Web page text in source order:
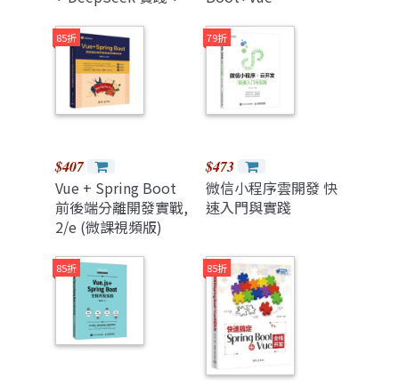
Node+Vue
85折
$407
Vue + Spring Boot
前後端分離開發實戰,
2/e (微課視頻版)
79折
$473
微信小程序雲開發 快
速入門與實踐
85折 85折